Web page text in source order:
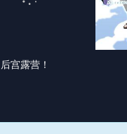
后宫露营！